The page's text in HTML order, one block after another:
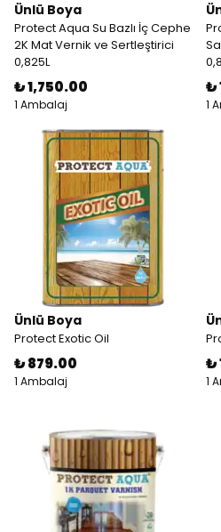
Ünlü Boya
Protect Aqua Su Bazlı İç Cephe
2K Mat Vernik ve Sertleştirici
0,825L
₺ 1,750.00
1 Ambalaj
₺
1
Ünlü Boya
Protect Exotic Oil
₺ 879.00
1 Ambalaj
₺
1